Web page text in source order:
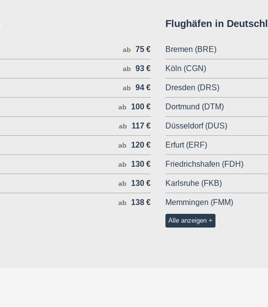
ab 75 €
ab 93 €
ab 94 €
ab 100 €
ab 117 €
ab 120 €
ab 130 €
ab 130 €
ab 138 €
Flughäfen in
Bremen (BRE)
Köln (CGN)
Dresden (DRS)
Dortmund (DTM)
Düsseldorf (DUS)
Erfurt (ERF)
Friedrichshafen (FDH)
Karlsruhe (FKB)
Memmingen (FMM)
Alle anzeigen